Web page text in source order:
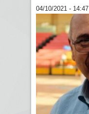
04/10/2021 - 14:47